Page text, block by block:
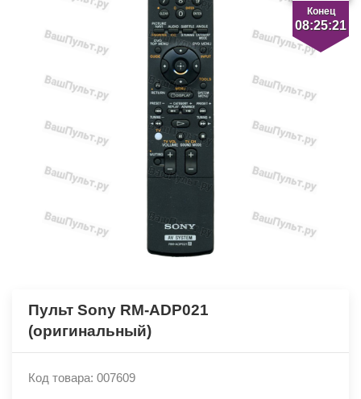
Конец
08:25:21
Пульт Sony RM-ADP021
(оригинальный)
Код товара: 007609